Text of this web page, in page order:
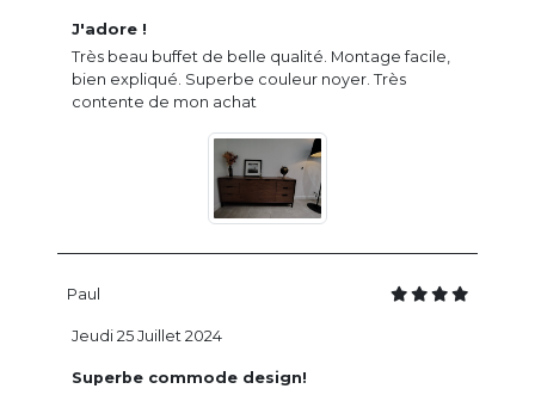
J'adore !
Très beau buffet de belle qualité. Montage facile,
bien expliqué. Superbe couleur noyer. Très
contente de mon achat
Paul
Superbe commode design!
Jeudi 25 Juillet 2024